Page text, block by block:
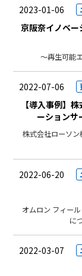
2023-01-06
京阪奈イノベ
～再生可能
2022-07-06
【導入事例】
ーションサ
株式会社ローソ
2022-06-20
オムロン フィー
に
2022-03-07